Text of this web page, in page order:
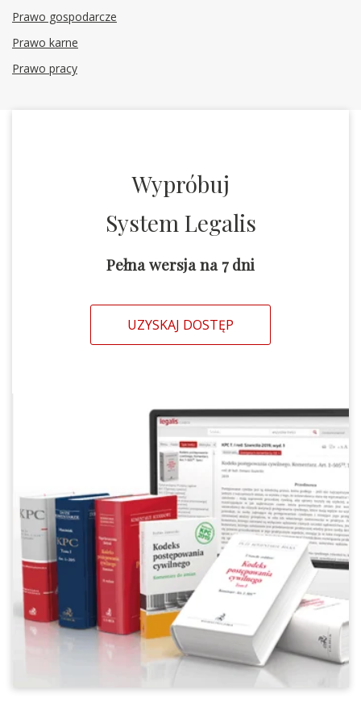
Prawo gospodarcze
Prawo karne
Prawo pracy
Wypróbuj
System Legalis
Pełna wersja na 7 dni
UZYSKAJ DOSTĘP